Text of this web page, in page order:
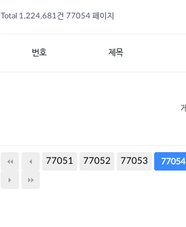
Total 1,224,681건 77054 페이지
번호 제목
77051 77052 77053 77054